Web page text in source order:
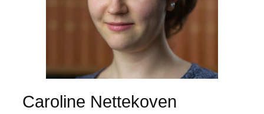
Caroline Nettekoven